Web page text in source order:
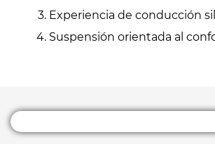
Experiencia de conducción
Suspensión orientada al